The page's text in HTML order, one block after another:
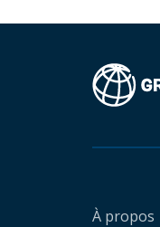
À propos